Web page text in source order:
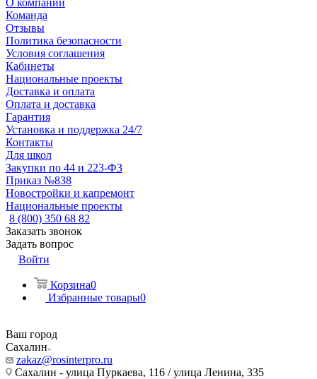
О компании
Команда
Отзывы
Политика безопасности
Условия соглашения
Кабинеты
Национальные проекты
Доставка и оплата
Оплата и доставка
Гарантия
Установка и поддержка 24/7
Контакты
Для школ
Закупки по 44 и 223-ФЗ
Приказ №838
Новостройки и капремонт
Национальные проекты
8 (800) 350 68 82
Заказать звонок
Задать вопрос
Войти
Корзина0
Избранные товары0
Ваш город
Сахалин
zakaz@rosinterpro.ru
Сахалин - улица Пуркаева, 116 / улица Ленина, 335